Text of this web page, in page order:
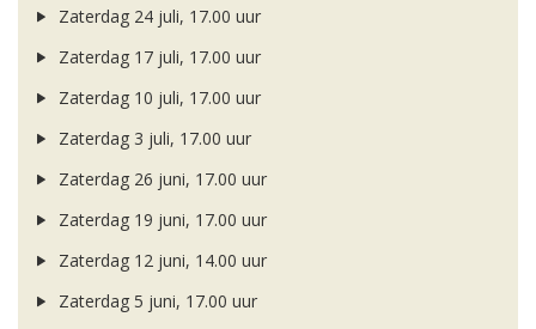
Zaterdag 24 juli, 17.00 uur
Zaterdag 17 juli, 17.00 uur
Zaterdag 10 juli, 17.00 uur
Zaterdag 3 juli, 17.00 uur
Zaterdag 26 juni, 17.00 uur
Zaterdag 19 juni, 17.00 uur
Zaterdag 12 juni, 14.00 uur
Zaterdag 5 juni, 17.00 uur